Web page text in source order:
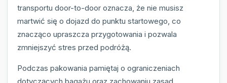
transportu door-to-door oznacza, że nie musisz
martwić się o dojazd do punktu startowego, co
znacząco upraszcza przygotowania i pozwala
zmniejszyć stres przed podróżą.
Podczas pakowania pamiętaj o ograniczeniach